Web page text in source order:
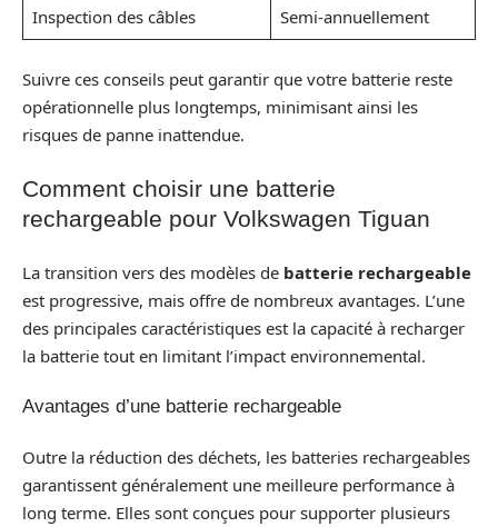
Inspection des câbles
Semi-annuellement
Suivre ces conseils peut garantir que votre batterie reste
opérationnelle plus longtemps, minimisant ainsi les
risques de panne inattendue.
Comment choisir une batterie
rechargeable pour Volkswagen Tiguan
La transition vers des modèles de batterie rechargeable
est progressive, mais offre de nombreux avantages. L’une
des principales caractéristiques est la capacité à recharger
la batterie tout en limitant l’impact environnemental.
Avantages d’une batterie rechargeable
Outre la réduction des déchets, les batteries rechargeables
garantissent généralement une meilleure performance à
long terme. Elles sont conçues pour supporter plusieurs